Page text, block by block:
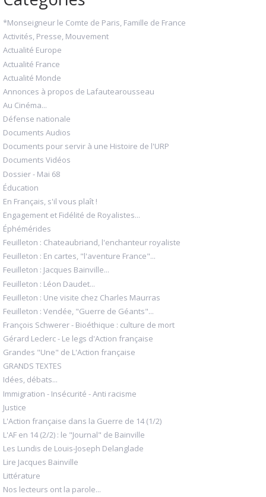
*Monseigneur le Comte de Paris, Famille de France
Activités, Presse, Mouvement
Actualité Europe
Actualité France
Actualité Monde
Annonces à propos de Lafautearousseau
Au Cinéma...
Défense nationale
Documents Audios
Documents pour servir à une Histoire de l'URP
Documents Vidéos
Dossier - Mai 68
Éducation
En Français, s'il vous plaît !
Engagement et Fidélité de Royalistes...
Éphémérides
Feuilleton : Chateaubriand, l'enchanteur royaliste
Feuilleton : En cartes, "l'aventure France"...
Feuilleton : Jacques Bainville...
Feuilleton : Léon Daudet...
Feuilleton : Une visite chez Charles Maurras
Feuilleton : Vendée, "Guerre de Géants"...
François Schwerer - Bioéthique : culture de mort
Gérard Leclerc - Le legs d'Action française
Grandes "Une" de L'Action française
GRANDS TEXTES
Idées, débats...
Immigration - Insécurité - Anti racisme
Justice
L'Action française dans la Guerre de 14 (1/2)
L'AF en 14 (2/2) : le "Journal" de Bainville
Les Lundis de Louis-Joseph Delanglade
Lire Jacques Bainville
Littérature
Nos lecteurs ont la parole...